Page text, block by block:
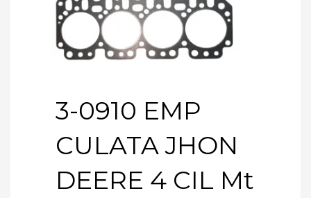
3-0910 EMP
CULATA JHON
DEERE 4 CIL Mt